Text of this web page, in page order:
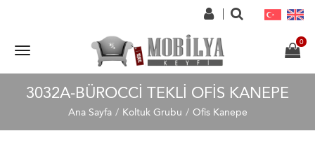
3032A-BÜROCCI TEKLI OFIS KANEPE
Ana Sayfa Koltuk Grubu Ofis Kanepe